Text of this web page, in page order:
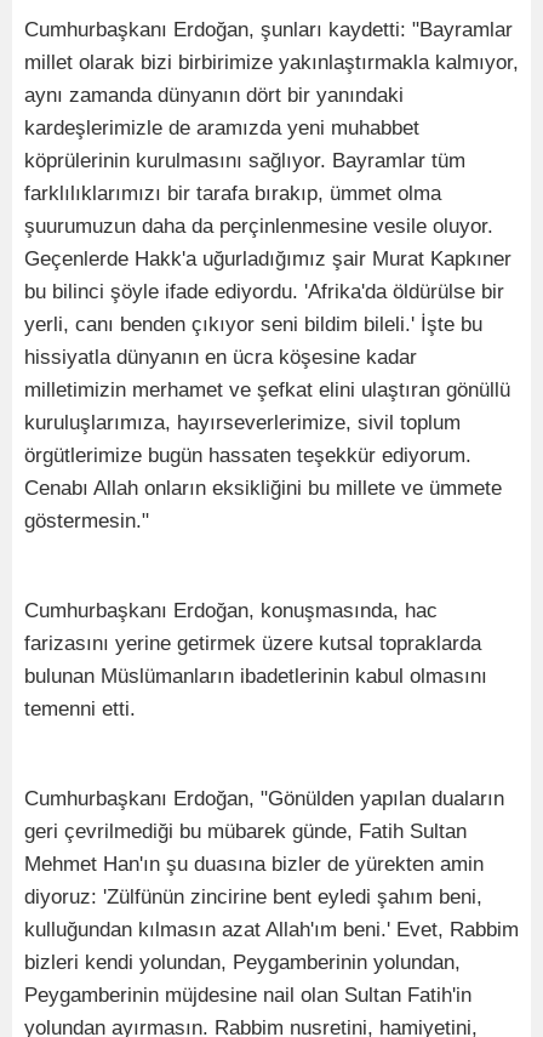
Cumhurbaşkanı Erdoğan, şunları kaydetti: "Bayramlar
millet olarak bizi birbirimize yakınlaştırmakla kalmıyor,
aynı zamanda dünyanın dört bir yanındaki
kardeşlerimizle de aramızda yeni muhabbet
köprülerinin kurulmasını sağlıyor. Bayramlar tüm
farklılıklarımızı bir tarafa bırakıp, ümmet olma
şuurumuzun daha da perçinlenmesine vesile oluyor.
Geçenlerde Hakk'a uğurladığımız şair Murat Kapkıner
bu bilinci şöyle ifade ediyordu. 'Afrika'da öldürülse bir
yerli, canı benden çıkıyor seni bildim bileli.' İşte bu
hissiyatla dünyanın en ücra köşesine kadar
milletimizin merhamet ve şefkat elini ulaştıran gönüllü
kuruluşlarımıza, hayırseverlerimize, sivil toplum
örgütlerimize bugün hassaten teşekkür ediyorum.
Cenabı Allah onların eksikliğini bu millete ve ümmete
göstermesin."
Cumhurbaşkanı Erdoğan, konuşmasında, hac
farizasını yerine getirmek üzere kutsal topraklarda
bulunan Müslümanların ibadetlerinin kabul olmasını
temenni etti.
Cumhurbaşkanı Erdoğan, "Gönülden yapılan duaların
geri çevrilmediği bu mübarek günde, Fatih Sultan
Mehmet Han'ın şu duasına bizler de yürekten amin
diyoruz: 'Zülfünün zincirine bent eyledi şahım beni,
kulluğundan kılmasın azat Allah'ım beni.' Evet, Rabbim
bizleri kendi yolundan, Peygamberinin yolundan,
Peygamberinin müjdesine nail olan Sultan Fatih'in
yolundan ayırmasın. Rabbim nusretini, hamiyetini,